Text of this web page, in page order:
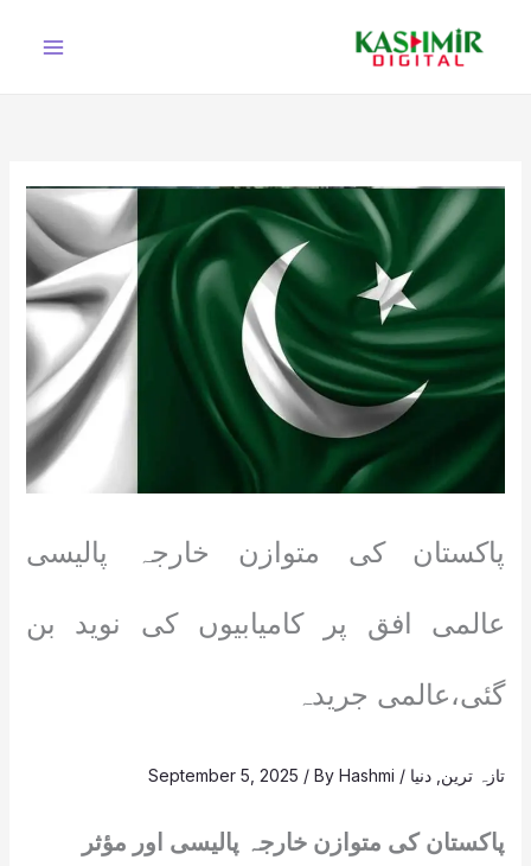
پاکستان کی متوازن خارجہ پالیسی
عالمی افق پر کامیابیوں کی نوید بن
گئی،عالمی جریدہ
تازہ ترین دنیا /
September 5, 2025 / ByHashmi
پاکستان کی متوازن خارجہ پالیسی اور مؤثر